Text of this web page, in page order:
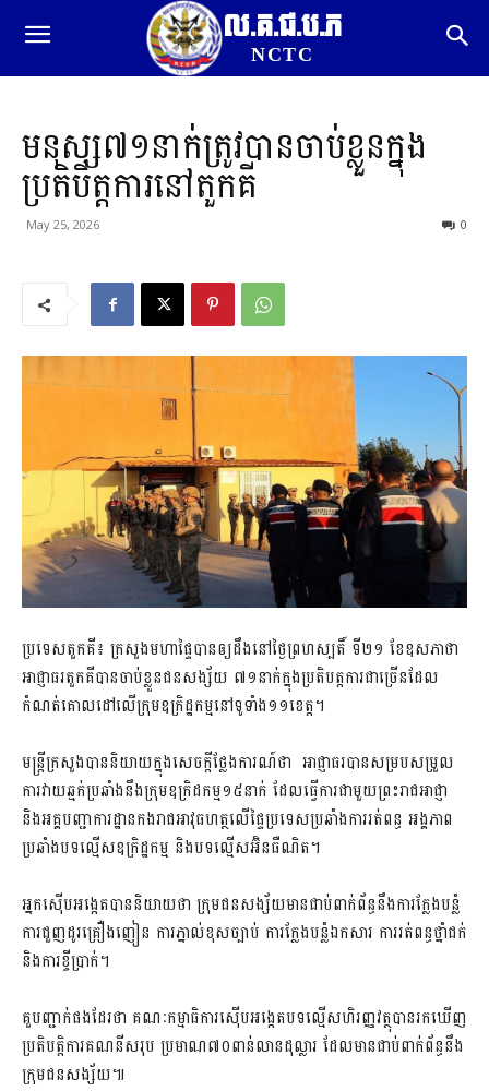
ល.គ.ជ.ប.ភ
NCTC
មនុស្ស៧១នាក់ត្រូវបានចាប់ខ្លួនក្នុង
ប្រតិបិត្តការនៅតួកគី
May 25, 2026 0
ប្រទេសតួកគី៖ ក្រសួងមហាផ្ទៃបានឲ្យដឹងនៅថ្ងៃព្រហស្បតិ៍ ទី២១ ខែឧសភាថា
អាជ្ញាធរតួកគីបានចាប់ខ្លួនជនសង្ស័យ ៧១នាក់ក្នុងប្រតិបត្តការជាច្រើនដែល
កំណត់គោលដៅលើក្រុមឧក្រិដ្ឋកម្មនៅទូទាំង១១ខេត្ត។
មន្ត្រីក្រសួងបាននិយាយក្នុងសេចក្តីថ្លែងការណ៍ថា អាជ្ញាធរបានសម្របសម្រួល
ការវាយឆ្មក់ប្រឆាំងនឹងក្រុមឧក្រិដកម្ម១៥នាក់ ដែលធ្វើការជាមួយព្រះរាជអាជ្ញា
និងអគ្គបញ្ជាការដ្ឋានកងរាជអាវុធហត្ថលើផ្ទៃប្រទេសប្រឆាំងការរត់ពន្ធ អង្គភាព
ប្រឆាំងបទល្មើសឧក្រិដ្ឋកម្ម និងបទល្មើសអ៊ិនធឺណិត។
អ្នកស៊ើបអង្កេតបាននិយាយថា ក្រុមជនសង្ស័យមានជាប់ពាក់ព័ន្ធនឹងការក្លែងបន្លំ
ការជួញដូរគ្រឿងញៀន ការភ្នាល់ខុសច្បាប់ ការក្លែងបន្លំឯកសារ ការរត់ពន្ធថ្នាំជក់
និងការខ្ចីប្រាក់។
គួបញ្ជាក់ផងដែរថា គណៈកម្មាធិការស៊ើបអង្កេតបទល្មើសហិរញ្ញវត្ថុបានរកឃើញ
ប្រតិបត្តិការគណនីសរុប ប្រមាណ៧០ពាន់លានដុល្លារ​ ដែលមានជាប់ពាក់ព័ន្ធនឹង
ក្រុមជនសង្ស័យ៕